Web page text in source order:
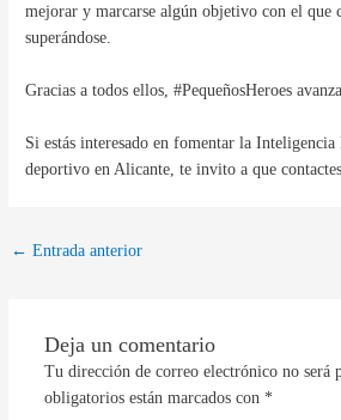
mejorar y marcarse algún objetivo con el que
superándose.
Gracias a todos ellos, #PequeñosHeroes avanza.
Si estás interesado en fomentar la
deportivo en Alicante, te invito a que
← Entrada anterior
Deja un comentario
Tu dirección de correo electrónico no será
obligatorios están marcados con *